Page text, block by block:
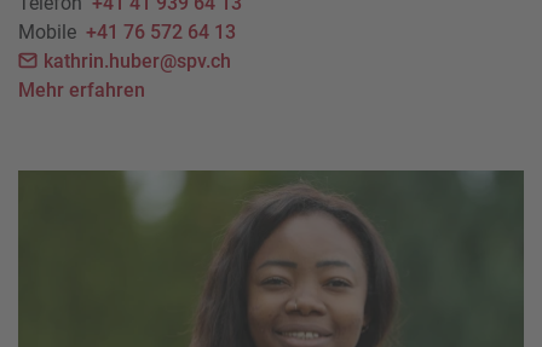
Mobile +41 76 572 64 13
kathrin.huber@spv.ch
Mehr erfahren